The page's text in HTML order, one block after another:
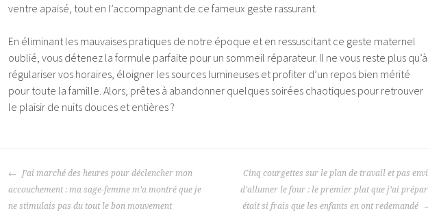
ventre apaisé, tout en l’accompagnant de ce fameux geste rassurant.
En éliminant les mauvaises pratiques de notre époque et en ressuscitant ce geste maternel
oublié, vous détenez la formule parfaite pour un sommeil réparateur. Il ne vous reste plus qu’à
régulariser vos horaires, éloigner les sources lumineuses et profiter d’un repos bien mérité
pour toute la famille. Alors, prêtes à abandonner quelques soirées chaotiques pour retrouver
le plaisir de nuits douces et entières ?
NAVIGATION
DES
ARTICLES
J’ai marché des heures pour déclencher mon
accouchement : ma sage-femme m’a montré que je
ne stimulais pas du tout le bon mouvement
Cinq courgettes sur le plan de travail et pas
d’allumer le four : le premier plat que j’ai
était si frais que les enfants en ont redemandé